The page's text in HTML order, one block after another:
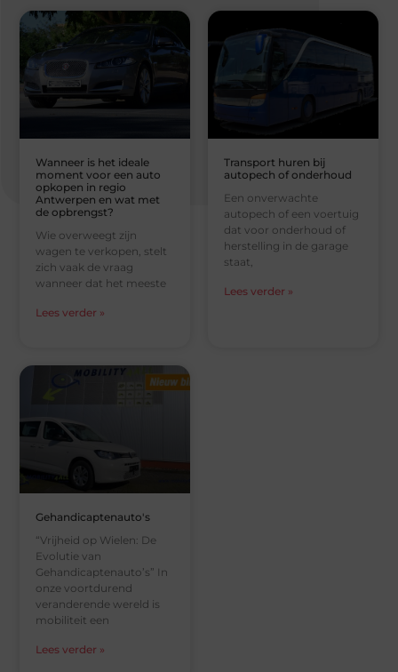
Wanneer is het ideale
moment voor een auto
opkopen in regio
Antwerpen en wat met
de opbrengst?
Wie overweegt zijn
wagen te verkopen, stelt
zich vaak de vraag
wanneer dat het meeste
Lees verder »
Transport huren bij
autopech of onderhoud
Een onverwachte
autopech of een voertuig
dat voor onderhoud of
herstelling in de garage
staat,
Lees verder »
Gehandicaptenauto's
“Vrijheid op Wielen: De
Evolutie van
Gehandicaptenauto’s” In
onze voortdurend
veranderende wereld is
mobiliteit een
Lees verder »